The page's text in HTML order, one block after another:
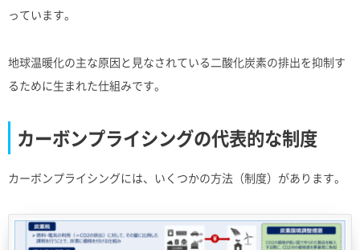
っています。
地球温暖化の主な原因と見なされている二酸化炭素の排出を抑制す
るために生まれた仕組みです。
カーボンプライシングの代表的な制度
カーボンプライシングには、いくつかの方法（制度）があります。